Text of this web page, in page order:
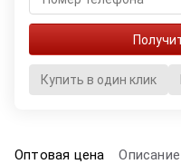
Купить в один клик
Оптовая цена Описание